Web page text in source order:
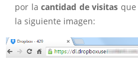
por lacantidad de visitas que
la siguiente imagen: